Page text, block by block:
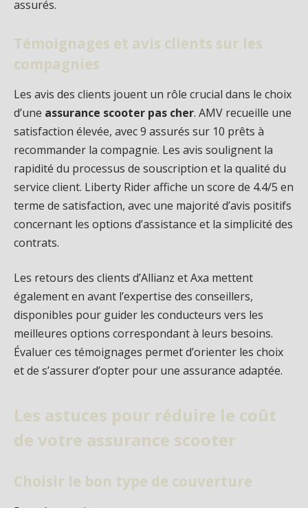
assurés.
Témoignages et avis clients sur les
compagnies
Les avis des clients jouent un rôle crucial dans le choix
d’une assurance scooter pas cher. AMV recueille une
satisfaction élevée, avec 9 assurés sur 10 prêts à
recommander la compagnie. Les avis soulignent la
rapidité du processus de souscription et la qualité du
service client. Liberty Rider affiche un score de 4.4/5 en
terme de satisfaction, avec une majorité d’avis positifs
concernant les options d’assistance et la simplicité des
contrats.
Les retours des clients d’Allianz et Axa mettent
également en avant l’expertise des conseillers,
disponibles pour guider les conducteurs vers les
meilleures options correspondant à leurs besoins.
Évaluer ces témoignages permet d’orienter les choix
et de s’assurer d’opter pour une assurance adaptée.
Les astuces pour réduire le coût
de votre assurance scooter
Choisir le bon type de couverture